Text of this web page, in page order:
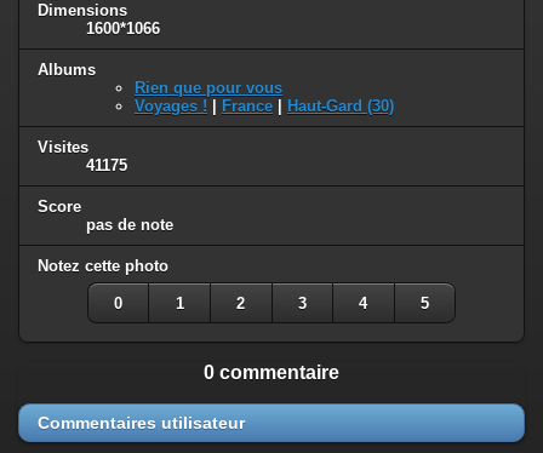
Dimensions
1600*1066
Albums
Rien que pour vous
Voyages !
France Haut-Gard (30)
Visites
41175
Score
pas de note
Notez cette photo
0 1 2 3 4 5
0 commentaire
Commentaires utilisateur